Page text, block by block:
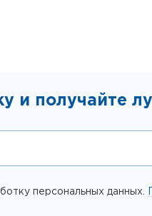
и получайте
персональных данных.